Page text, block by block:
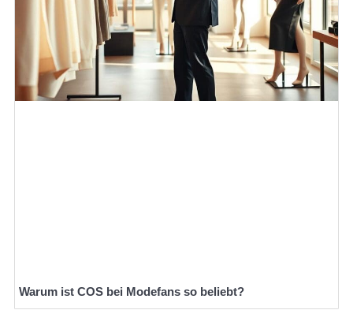
Warum ist COS bei Modefans so beliebt?